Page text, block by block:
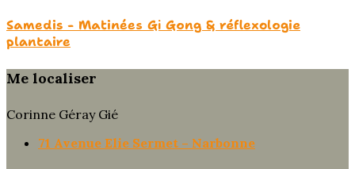
Samedis - Matinées Gi Gong & réflexologie
plantaire
Me localiser
Corinne Géray Gié
71 Avenue Elie Sermet – Narbonne